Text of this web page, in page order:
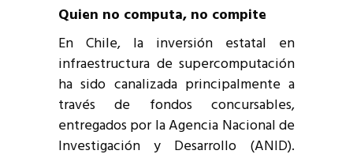
Quien no computa, no compite
En Chile, la inversión estatal en
infraestructura de supercomputación
ha sido canalizada principalmente a
través de fondos concursables,
entregados por la Agencia Nacional de
Investigación y Desarrollo (ANID).